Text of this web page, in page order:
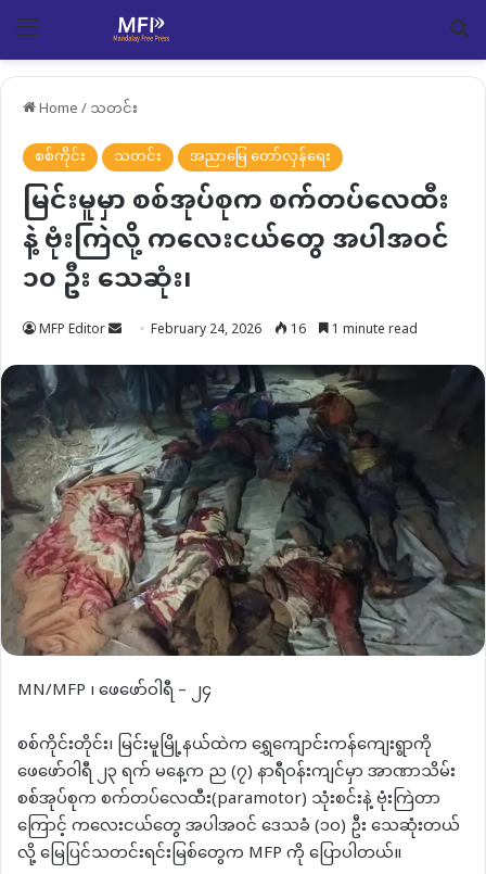
Menu
Home/သတင်း
စစ်ကိုင်း
သတင်း အညာမြေ တော်လှန်ရေး
မြင်းမူမှာ စစ်အုပ်စုက စက်တပ်လေထီး
နဲ့ ဗုံးကြဲလို့ ကလေးငယ်တွေ အပါအဝင်
၁၀ ဦး သေဆုံး၊
MFP Editor Send
email
February 24, 2026 16 1 minute read
MN/MFP ၊ ဖေဖော်ဝါရီ – ၂၄
စစ်ကိုင်းတိုင်း၊ မြင်းမူမြို့နယ်ထဲက ရွှေကျောင်းကန်ကျေးရွာကို
ဖေဖော်ဝါရီ ၂၃ ရက် မနေ့က ည (၇) နာရီဝန်းကျင်မှာ အာဏာသိမ်း
စစ်အုပ်စုက စက်တပ်လေထီး(paramotor) သုံးစင်းနဲ့ ဗုံးကြဲတာ
ကြောင့် ကလေးငယ်တွေ အပါအဝင် ဒေသခံ (၁၀) ဦး သေဆုံးတယ်
လို့ မြေပြင်သတင်းရင်းမြစ်တွေက MFP ကို ပြောပါတယ်။